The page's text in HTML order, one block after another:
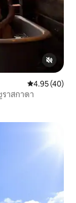
คะแนนเฉลี่ย
4.95 (40)
าสกาดา